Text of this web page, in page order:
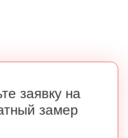
заявку на
замер